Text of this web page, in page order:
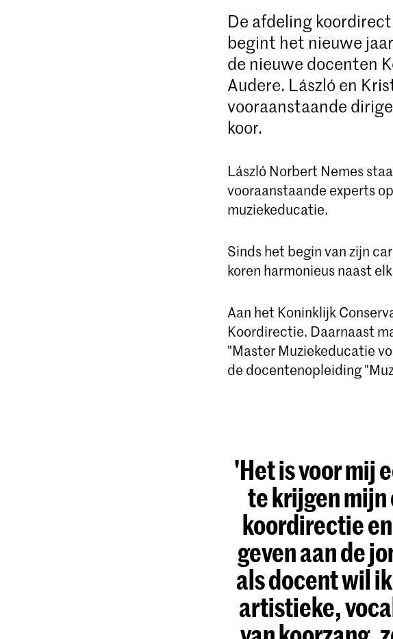
De afdeling
begint het nieuwe
de nieuwe docenten
Audere. László en
vooraanstaande
koor.
László Norbert Nemes
vooraanstaande experts
muziekeducatie.
Sinds het begin van zijn
koren harmonieus naast
Aan het Koninklijk
Koordirectie. Daarnaast
"Master Muziekeducatie
de docentenopleiding
'Het is voor mij
te krijgen mijn
koordirectie
geven aan de
als docent wil
artistieke,